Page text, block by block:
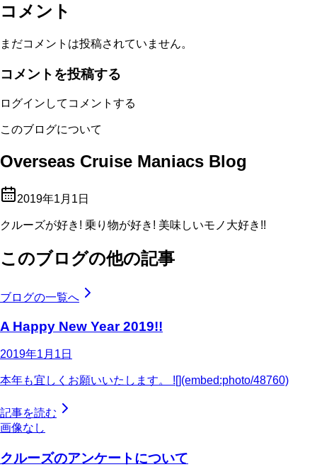
コメント
まだコメントは投稿されていません。
コメントを投稿する
ログインしてコメントする
このブログについて
Overseas Cruise Maniacs Blog
2019年1月1日
クルーズが好き! 乗り物が好き! 美味しいモノ大好き!!
このブログの他の記事
ブログの一覧へ
A Happy New Year 2019!!
2019年1月1日
本年も宜しくお願いいたします。 ![](embed:photo/48760)
記事を読む
画像なし
クルーズのアンケートについて